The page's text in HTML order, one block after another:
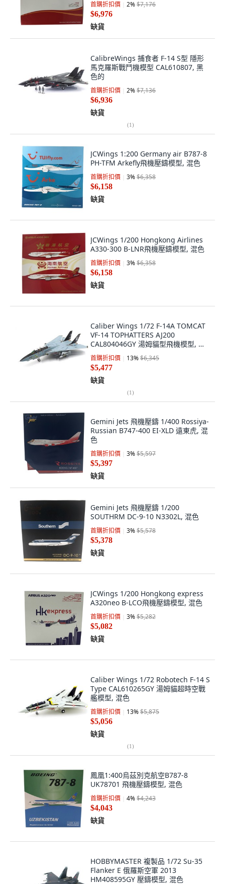
首購折扣價 2%$7,176
$6,976
缺貨
CalibreWings 捕食者 F-14 S型 隱形
馬克羅斯戰鬥機模型 CAL610807, 黑
色的
首購折扣價 2%$7,136
$6,936
缺貨
(1)
JCWings 1:200 Germany air B787-8
PH-TFM Arkefly飛機壓鑄模型, 混色
首購折扣價 3%$6,358
$6,158
缺貨
JCWings 1/200 Hongkong Airlines
A330-300 B-LNR飛機壓鑄模型, 混色
首購折扣價 3%$6,358
$6,158
缺貨
Caliber Wings 1/72 F-14A TOMCAT
VF-14 TOPHATTERS AJ200
CAL804046GY 湯姆貓型飛機模型, 混
色
首購折扣價 13%$6,345
$5,477
缺貨
(1)
Gemini Jets 飛機壓鑄 1/400 Rossiya-
Russian B747-400 EI-XLD 遠東虎, 混
色
首購折扣價 3%$5,597
$5,397
缺貨
Gemini Jets 飛機壓鑄 1/200
SOUTHRM DC-9-10 N3302L, 混色
首購折扣價 3%$5,578
$5,378
缺貨
JCWings 1/200 Hongkong express
A320neo B-LCO飛機壓鑄模型, 混色
首購折扣價 3%$5,282
$5,082
缺貨
Caliber Wings 1/72 Robotech F-14 S
Type CAL610265GY 湯姆貓超時空戰
艦模型, 混色
首購折扣價 13%$5,875
$5,056
缺貨
(1)
鳳凰1:400烏茲別克航空B787-8
UK78701 飛機壓鑄模型, 混色
首購折扣價 4%$4,243
$4,043
缺貨
HOBBYMASTER 複製品 1/72 Su-35
Flanker E 俄羅斯空軍 2013
HM408595GY 壓鑄模型, 混色